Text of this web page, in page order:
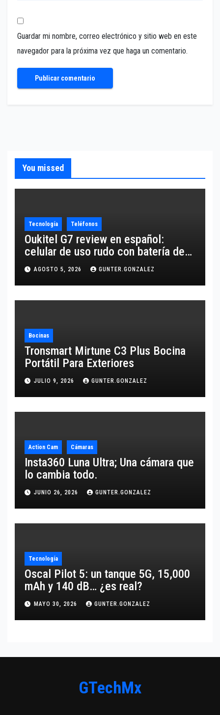
Guardar mi nombre, correo electrónico y sitio web en este
navegador para la próxima vez que haga un comentario.
You missed
Tecnología Teléfonos
Oukitel G7 review en español:
celular de uso rudo con batería de
10,600 mAh
AGOSTO 5, 2026 GUNTER.GONZALEZ
Bocinas
Tronsmart Mirtune C3 Plus Bocina
Portátil Para Exteriores
JULIO 9, 2026 GUNTER.GONZALEZ
Action Cam Cámaras
Insta360 Luna Ultra; Una cámara que
lo cambia todo.
JUNIO 26, 2026 GUNTER.GONZALEZ
Tecnología
Oscal Pilot 5: un tanque 5G, 15,000
mAh y 140 dB… ¿es real?
MAYO 30, 2026 GUNTER.GONZALEZ
GTechMx